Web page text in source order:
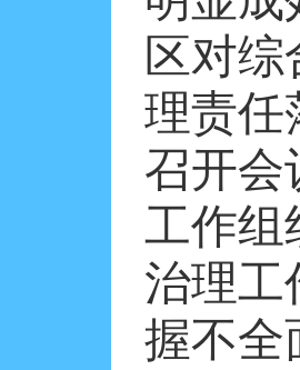
区对
理责任
召开会
工作组
治理工
握不全